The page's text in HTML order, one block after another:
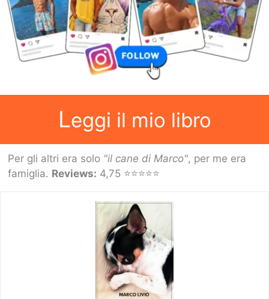
Leggi il mio libro
Per gli altri era solo "il cane di Marco", per me era
famiglia. Reviews: 4,75 ⭐⭐⭐⭐⭐